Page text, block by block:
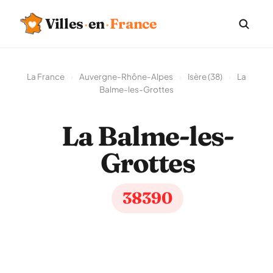
Villes·en·France
La France Auvergne-Rhône-Alpes Isère (38)
La
Balme-les-Grottes
La Balme-les-
Grottes
38390